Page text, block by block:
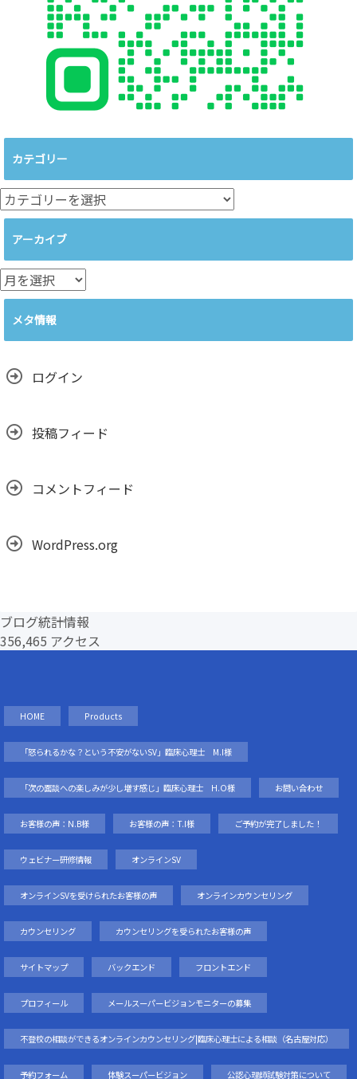
カテゴリー
カ
テ
リ
ー
アーカイブ
ア
ー
イ
メタ情報
ログイン
投稿フィード
コメントフィード
WordPress.org
ブログ統計情報
356,465 アクセス
HOME Products
「怒られるかな？という不安がないSV」臨床心理士 M.I様
「次の面談への楽しみが少し増す感じ」臨床心理士 H.O様 お問い合わせ
お客様の声：N.B様 お客様の声：T.I様 ご予約が完了しました！
ウェビナー研修情報 オンラインSV
オンラインSVを受けられたお客様の声 オンラインカウンセリング
カウンセリング カウンセリングを受られたお客様の声
サイトマップ バックエンド フロントエンド
プロフィール メールスーパービジョンモニターの募集
不登校の相談ができるオンラインカウンセリング|臨床心理士による相談（名古屋対応）
予約フォーム 体験スーパービジョン 公認心理師試験対策について